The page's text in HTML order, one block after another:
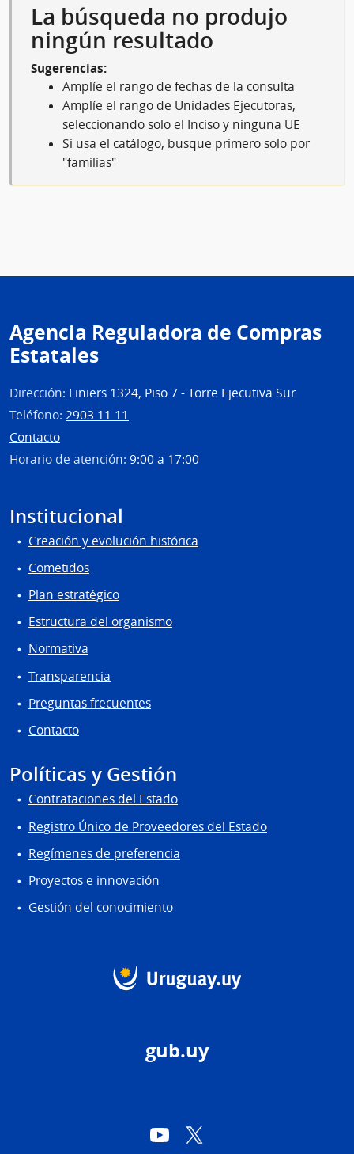
La búsqueda no produjo
ningún resultado
Sugerencias:
Amplíe el rango de fechas de la consulta
Amplíe el rango de Unidades Ejecutoras,
seleccionando solo el Inciso y ninguna UE
Si usa el catálogo, busque primero solo por
"familias"
Agencia Reguladora de Compras
Estatales
Dirección: Liniers 1324, Piso 7 - Torre Ejecutiva Sur
Teléfono: 2903 11 11
Contacto
Horario de atención: 9:00 a 17:00
Institucional
Creación y evolución histórica
Cometidos
Plan estratégico
Estructura del organismo
Normativa
Transparencia
Preguntas frecuentes
Contacto
Políticas y Gestión
Contrataciones del Estado
Registro Único de Proveedores del Estado
Regímenes de preferencia
Proyectos e innovación
Gestión del conocimiento
gub.uy
YouTube